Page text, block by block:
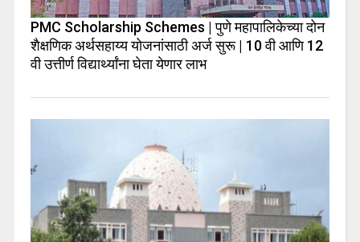
PMC Scholarship Schemes | पुणे महापालिकेच्या दोन
शैक्षणिक अर्थसहाय्य योजनांसाठी अर्ज सुरू | 10 वी आणि 12
वी उत्तीर्ण विद्यार्थ्यांना घेता येणार लाभ